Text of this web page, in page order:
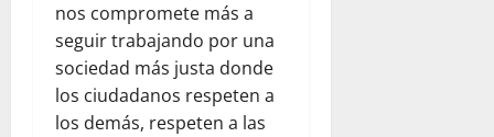
nos compromete más a
seguir trabajando por una
sociedad más justa donde
los ciudadanos respeten a
los demás, respeten a las